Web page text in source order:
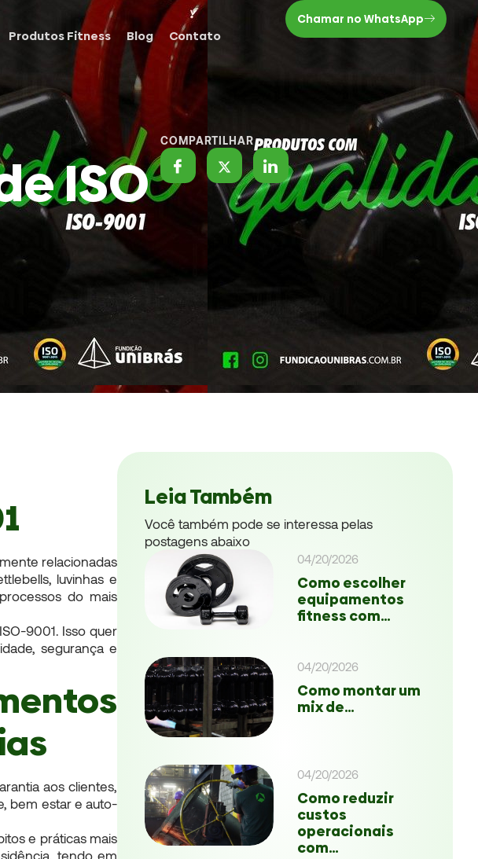
Produtos Fitness Blog Contato
Chamar no WhatsApp
ISO
COMPARTILHAR
relacionadas
luvinhas e
do mais
9001. Isso quer
segurança e
aos clientes,
bem estar e auto-
e práticas mais
tendo em
Leia Também
Você também pode se interessa pelas
postagens abaixo
04/20/2026
Como escolher
equipamentos
fitness com…
04/20/2026
Como montar um
mix de…
04/20/2026
Como reduzir
custos
operacionais
com…